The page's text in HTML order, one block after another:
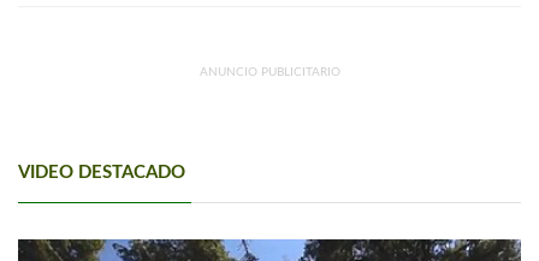
ANUNCIO PUBLICITARIO
VIDEO DESTACADO